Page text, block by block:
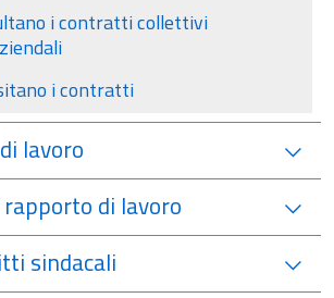
i contratti collettivi
i contratti
lavoro
di lavoro
sindacali